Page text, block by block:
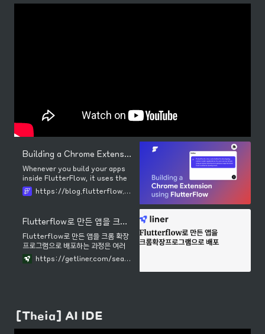
Building a Chrome Extension using FlutterFlow
Whenever you build your apps
inside FlutterFlow, it uses the
underlying framework called
Flutter [https://flutter.dev/]
platform framework
introduced by Google that can
run on Android, iOS, Web,
macOS, Linux, Windows, and
more using a single
https://blog.flutterflow.io/building-a-chrome-extension/
Flutterflow로 만든 앱을 크롬확장프로그램으로 배포
Flutterflow로 만든 앱을 크롬 확장
프로그램으로 배포하는 과정은 여러
단계로 나눌 수 있습니다. 아래는 해당
절차에 대한 간단한 개요입니다. 1. 앱
Chrome
https://getliner.com/search/s/20029109/t/77530794
[Theia] AI IDE